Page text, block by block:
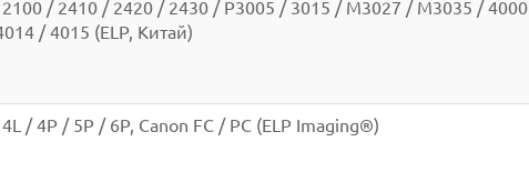
2100 / 2410 / 2420 / 2430 / P3005 / 3015 / M3027 / M3035 / 4000
/ 4015 (ELP, Китай)
/ 4P / 5P / 6P, Canon FC / PC (ELP Imaging®)